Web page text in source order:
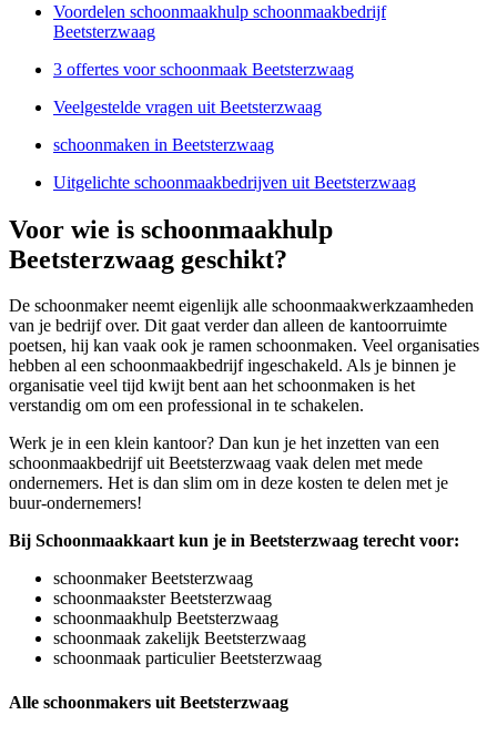
Voordelen schoonmaakhulp schoonmaakbedrijf
Beetsterzwaag
3 offertes voor schoonmaak Beetsterzwaag
Veelgestelde vragen uit Beetsterzwaag
schoonmaken in Beetsterzwaag
Uitgelichte schoonmaakbedrijven uit Beetsterzwaag
Voor wie is schoonmaakhulp
Beetsterzwaag geschikt?
De schoonmaker neemt eigenlijk alle schoonmaakwerkzaamheden
van je bedrijf over. Dit gaat verder dan alleen de kantoorruimte
poetsen, hij kan vaak ook je ramen schoonmaken. Veel organisaties
hebben al een schoonmaakbedrijf ingeschakeld. Als je binnen je
organisatie veel tijd kwijt bent aan het schoonmaken is het
verstandig om om een professional in te schakelen.
Werk je in een klein kantoor? Dan kun je het inzetten van een
schoonmaakbedrijf uit Beetsterzwaag vaak delen met mede
ondernemers. Het is dan slim om in deze kosten te delen met je
buur-ondernemers!
Bij Schoonmaakkaart kun je in Beetsterzwaag terecht voor:
schoonmaker Beetsterzwaag
schoonmaakster Beetsterzwaag
schoonmaakhulp Beetsterzwaag
schoonmaak zakelijk Beetsterzwaag
schoonmaak particulier Beetsterzwaag
Alle schoonmakers uit Beetsterzwaag